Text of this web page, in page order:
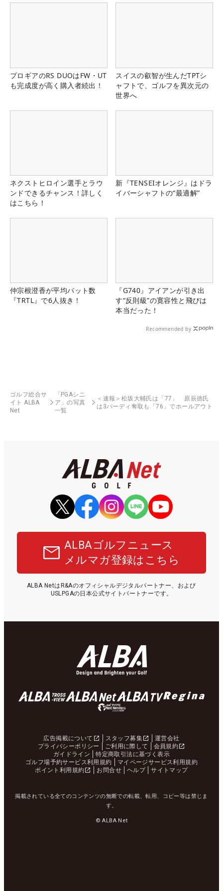
プロギアのRS DUOはFW・UT
も完成度が高く購入者続出！
スイスの叡智が生んだTPTシ
ャフトで、ゴルフを異次元の
世界へ
ネクストヒロイン選手とラウ
ンドできるチャンス！詳しく
はこちら！
新『TENSEIオレンジ』はドラ
イバーシャフトの“最適解”
仲宗根澄香が平均パット数
『TRTL』で6人抜き！
『G740』アイアンが引き出
す“反則級”の寛容性と飛びは
本当だった！
Recommended by
ゴルフ総合サ
イト ALBA
Net
「PGAシニ
ア」の写真
一覧
＜速報＞松坂大輔氏は「77」 原辰徳氏
は3バーディ奪取も「76」でホールアウト
ALBAゴルフニュース
メルマガ登録はこちら
ALBA NetはR&Aのオフィシャルデジタルパートナー、および
USLPGAの日本公式サイトパートナーです。
広告掲載について スタッフ募集
運営会社
プライバシーポリシー
ご利用に際して
会員規約
ガイドライン
特定商取引法に基づく表示
ゴルフ場予約サービス利用規約
マイページサービス利用規約
ポイント利用規約
お問合せ ヘルプ サイトマップ
掲載されている全てのコンテンツの無断での転載、転用、コピー等は禁じま
す。
© ALBA Net